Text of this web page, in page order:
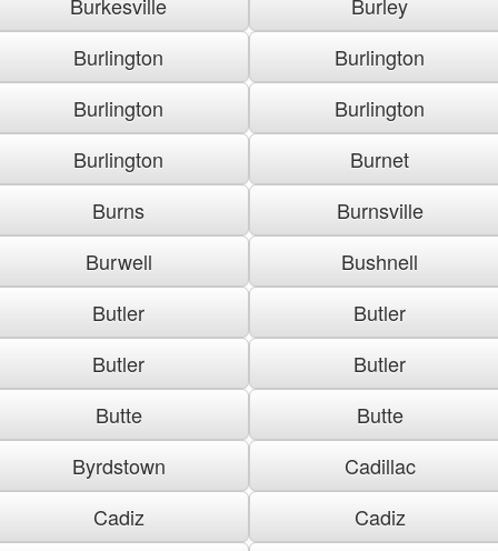
Burlington
Burlington
Burlington
Burlington
Burlington
Burnet
Burns
Burnsville
Burwell
Bushnell
Butler
Butler
Butler
Butler
Butte
Butte
Byrdstown
Cadillac
Cadiz
Cadiz